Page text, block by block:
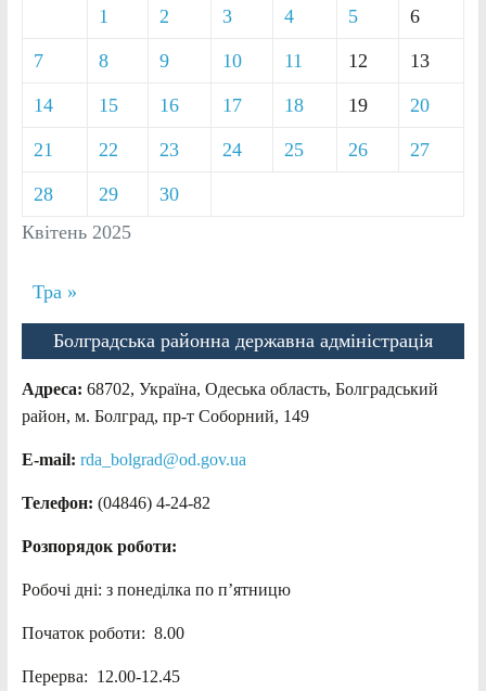
Квітень 2025
1 2 3 4 5 6
7 8 9 10 11 12 13
14 15 16 17 18 19 20
21 22 23 24 25 26 27
28 29 30
Тра »
Болградська районна державна адміністрація
Адреса: 68702, Україна, Одеська область, Болградський
район, м. Болград, пр-т Соборний, 149
E-mail: rda_bolgrad@od.gov.ua
Телефон: (04846) 4-24-82
Розпорядок роботи:
Робочі дні: з понеділка по п’ятницю
Початок роботи: 8.00
Перерва: 12.00-12.45